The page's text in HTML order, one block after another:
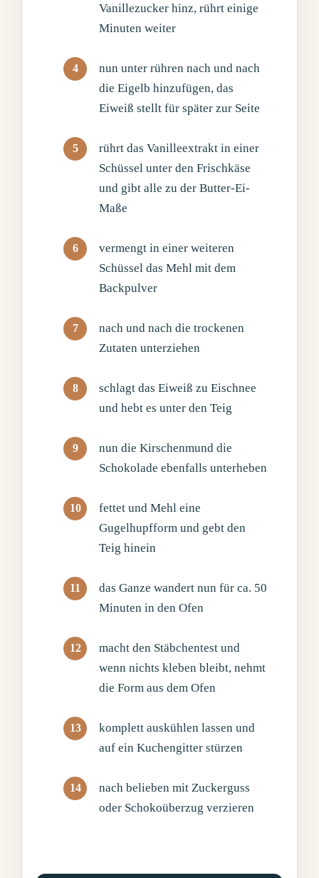
Vanillezucker hinz, rührt einige
Minuten weiter
nun unter rühren nach und nach
die Eigelb hinzufügen, das
Eiweiß stellt für später zur Seite
rührt das Vanilleextrakt in einer
Schüssel unter den Frischkäse
und gibt alle zu der Butter-Ei-
Maße
vermengt in einer weiteren
Schüssel das Mehl mit dem
Backpulver
nach und nach die trockenen
Zutaten unterziehen
schlagt das Eiweiß zu Eischnee
und hebt es unter den Teig
nun die Kirschenmund die
Schokolade ebenfalls unterheben
fettet und Mehl eine
Gugelhupfform und gebt den
Teig hinein
das Ganze wandert nun für ca. 50
Minuten in den Ofen
macht den Stäbchentest und
wenn nichts kleben bleibt, nehmt
die Form aus dem Ofen
komplett auskühlen lassen und
auf ein Kuchengitter stürzen
nach belieben mit Zuckerguss
oder Schokoüberzug verzieren